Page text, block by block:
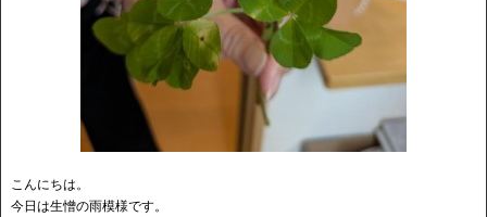
こんにちは。
今日は生憎の雨模様です。